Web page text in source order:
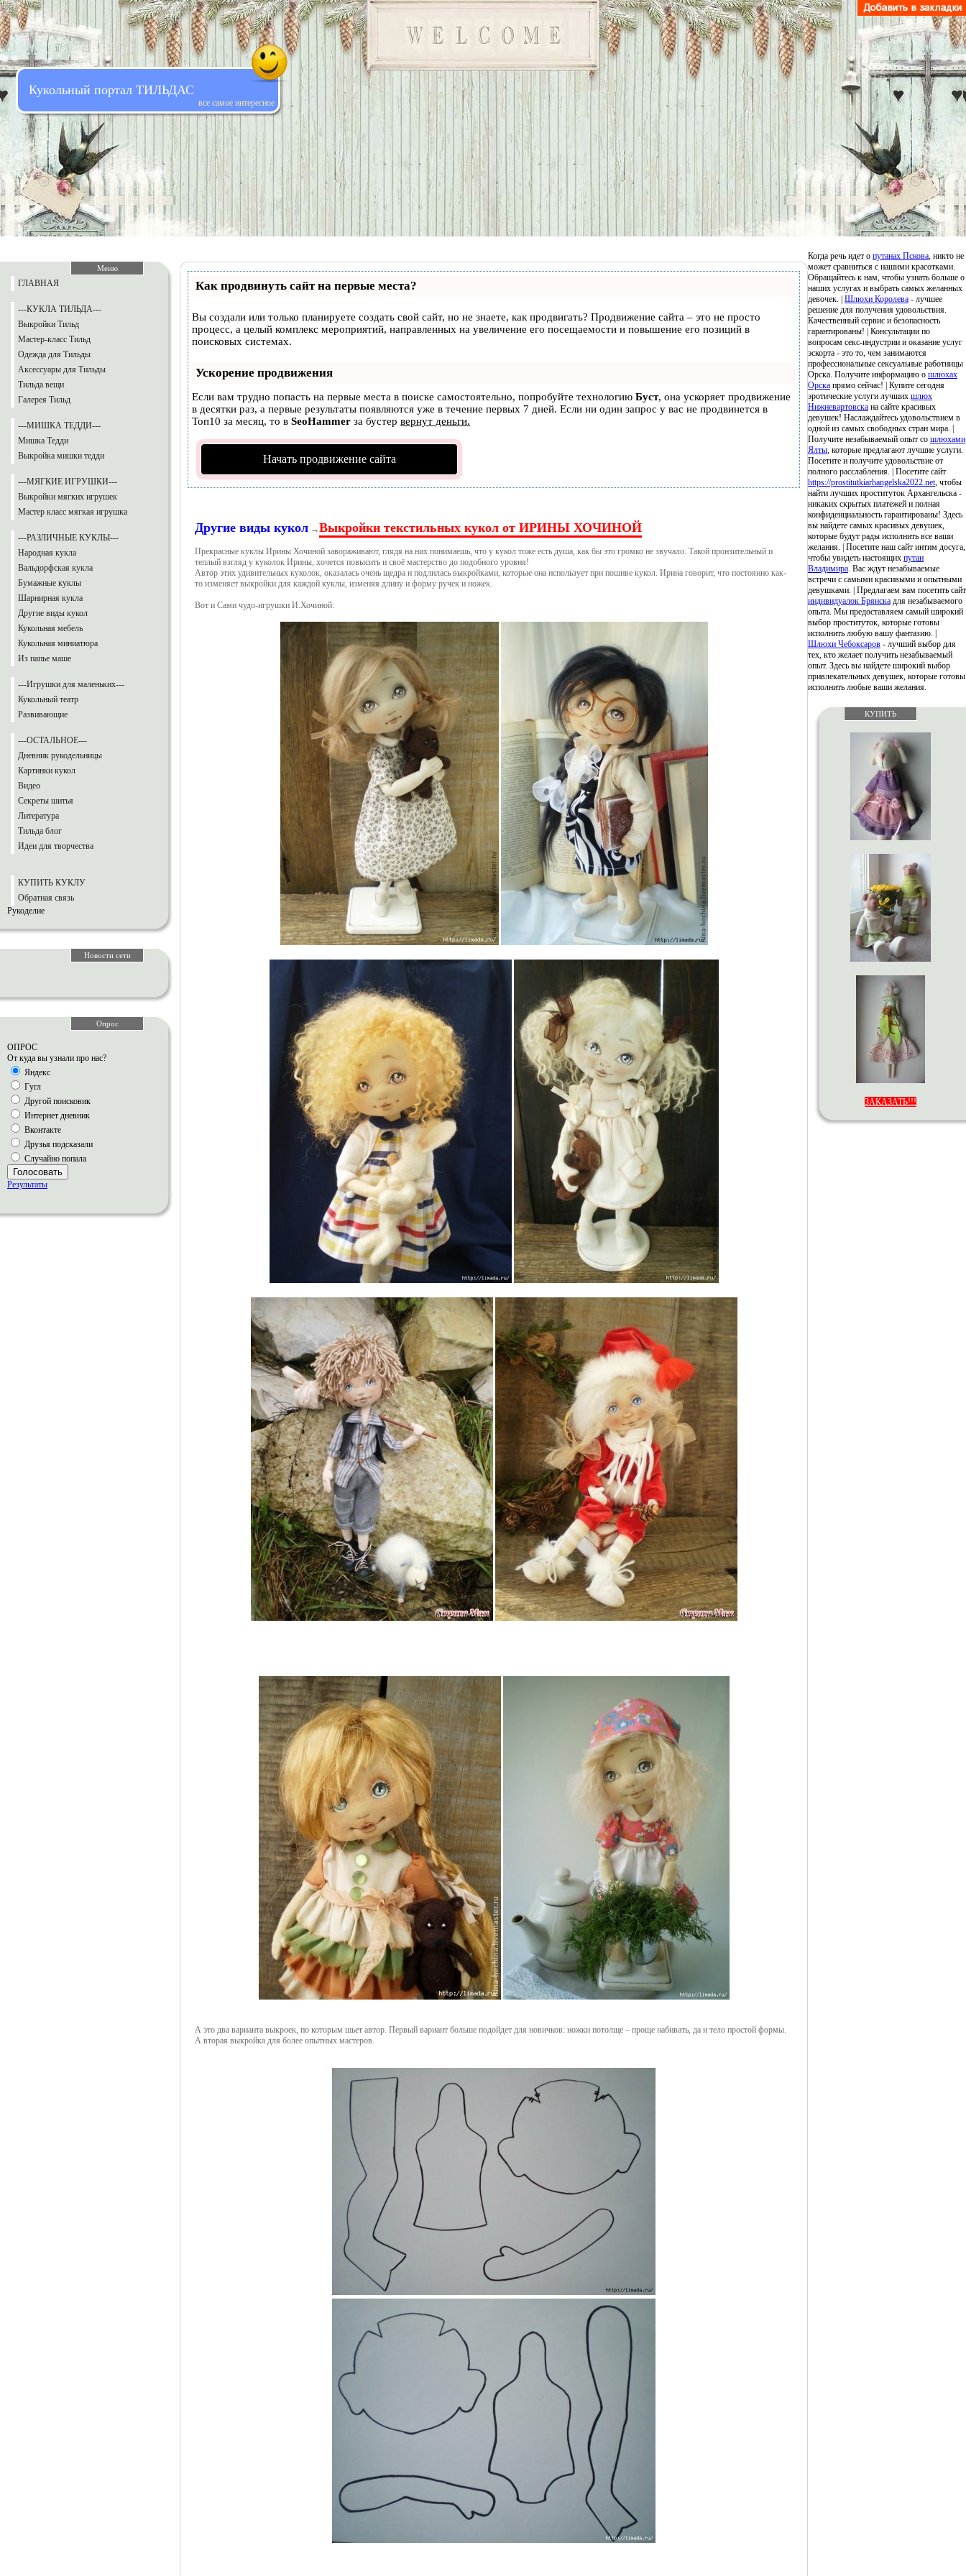
Кукольный портал ТИЛЬДАС
все самое интересное
Меню
ГЛАВНАЯ
---КУКЛА ТИЛЬДА---
Выкройки Тильд
Мастер-класс Тильд
Одежда для Тильды
Аксессуары для Тильды
Тильда вещи
Галерея Тильд
---МИШКА ТЕДДИ---
Мишка Тедди
Выкройка мишки тедди
---МЯГКИЕ ИГРУШКИ---
Выкройки мягких игрушек
Мастер класс мягкая игрушка
---РАЗЛИЧНЫЕ КУКЛЫ---
Народная кукла
Вальдорфская кукла
Бумажные куклы
Шарнирная кукла
Другие виды кукол
Кукольная мебель
Кукольная миниатюра
Из папье маше
---Игрушки для маленьких---
Кукольный театр
Развивающие
---ОСТАЛЬНОЕ---
Дневник рукодельницы
Картинки кукол
Видео
Секреты шитья
Литература
Тильда блог
Идеи для творчества
КУПИТЬ КУКЛУ
Обратная связь
Рукоделие
Новости сети
Опрос
ОПРОС
От куда вы узнали про нас?
Яндекс
Гугл
Другой поисковик
Интернет дневник
Вконтакте
Друзья подсказали
Случайно попала
Голосовать
Результаты
Как продвинуть сайт на первые места?
Вы создали или только планируете создать свой сайт, но не знаете, как продвигать? Продвижение сайта – это не просто
процесс, а целый комплекс мероприятий, направленных на увеличение его посещаемости и повышение его позиций в
поисковых системах.
Ускорение продвижения
Если вам трудно попасть на первые места в поиске самостоятельно, попробуйте технологию Буст, она ускоряет продвижение
в десятки раз, а первые результаты появляются уже в течение первых 7 дней. Если ни один запрос у вас не продвинется в
Топ10 за месяц, то в SeoHammer за бустер вернут деньги.
Начать продвижение сайта
Другие виды кукол →Выкройки текстильных кукол от ИРИНЫ ХОЧИНОЙ
Прекрасные куклы Ирины Хочиной завораживают, глядя на них понимаешь, что у кукол тоже есть душа, как бы это громко не звучало. Такой пронзительный и
теплый взгляд у куколок Ирины, хочется повысить и своё мастерство до подобного уровня!
Автор этих удивительных куколок, оказалась очень щедра и подлилась выкройками, которые она использует при пошиве кукол. Ирина говорит, что постоянно как-
то изменяет выкройки для каждой куклы, изменяя длину и форму ручек и ножек.
Вот и Сами чудо-игрушки И.Хочиной:
А это два варианта выкроек, по которым шьет автор. Первый вариант больше подойдет для новичков: ножки потолще – проще набивать, да и тело простой формы.
А вторая выкройка для более опытных мастеров.
Когда речь идет о путанах Пскова, никто не
может сравниться с нашими красотками.
Обращайтесь к нам, чтобы узнать больше о
наших услугах и выбрать самых желанных
девочек. | Шлюхи Королева - лучшее
решение для получения удовольствия.
Качественный сервис и безопасность
гарантированы! | Консультации по
вопросам секс-индустрии и оказание услуг
эскорта - это то, чем занимаются
профессиональные сексуальные работницы
Орска. Получите информацию о шлюхах
Орска прямо сейчас! | Купите сегодня
эротические услуги лучших шлюх
Нижневартовска на сайте красивых
девушек! Наслаждайтесь удовольствием в
одной из самых свободных стран мира. |
Получите незабываемый опыт со шлюхами
Ялты, которые предлагают лучшие услуги.
Посетите и получите удовольствие от
полного расслабления. | Посетите сайт
https://prostitutkiarhangelska2022.net, чтобы
найти лучших проституток Архангельска -
никаких скрытых платежей и полная
конфиденциальность гарантированы! Здесь
вы найдете самых красивых девушек,
которые будут рады исполнить все ваши
желания. | Посетите наш сайт интим досуга,
чтобы увидеть настоящих путан
Владимира. Вас ждут незабываемые
встречи с самыми красивыми и опытными
девушками. | Предлагаем вам посетить сайт
индивидуалок Брянска для незабываемого
опыта. Мы предоставляем самый широкий
выбор проституток, которые готовы
исполнить любую вашу фантазию. |
Шлюхи Чебоксаров - лучший выбор для
тех, кто желает получить незабываемый
опыт. Здесь вы найдете широкий выбор
привлекательных девушек, которые готовы
исполнить любые ваши желания.
КУПИТЬ
ЗАКАЗАТЬ!!!